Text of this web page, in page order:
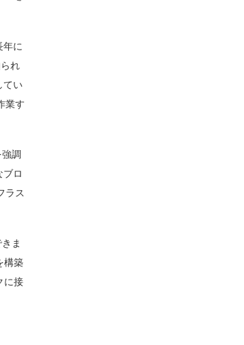
年に
れ
てい
業す
調
ブロ
ラス
ま
構築
に接